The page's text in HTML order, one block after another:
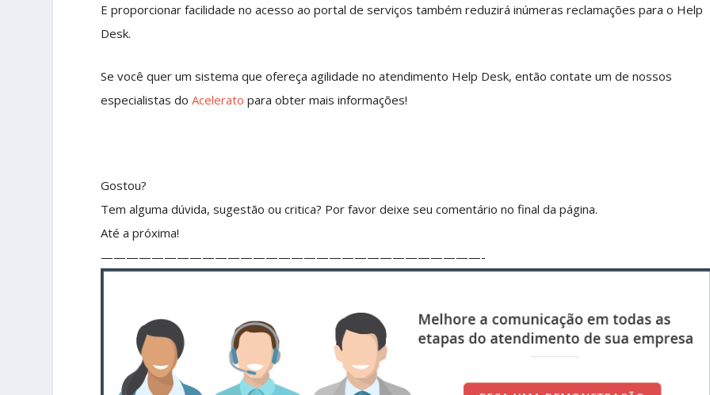
E proporcionar facilidade no acesso ao portal de serviços também reduzirá inúmeras reclamações para o Help
Desk.
Se você quer um sistema que ofereça agilidade no atendimento Help Desk, então contate um de nossos
especialistas doAceleratopara obter mais informações!
Gostou?
Tem alguma dúvida, sugestão ou critica? Por favor deixe seu comentário no final da página.
Até a próxima!
——————————————————————————————-